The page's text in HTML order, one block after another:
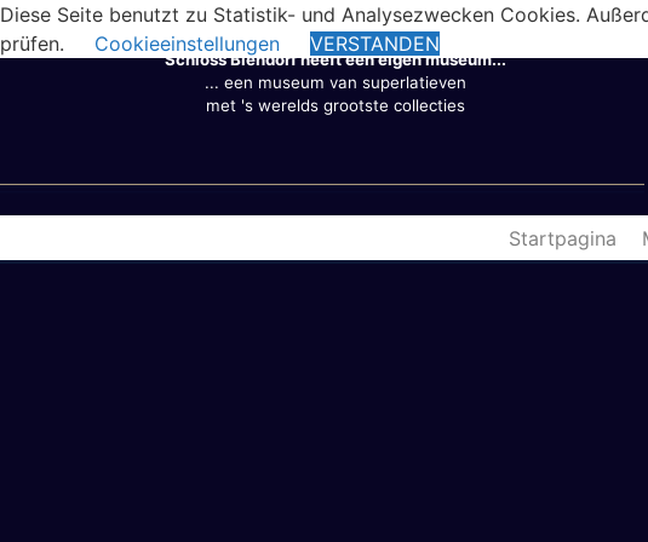
Schloss Biendorf heeft een eigen museum...
... een museum van superlatieven
met 's werelds grootste collecties
Startpagina
Diese Seite benutzt zu Statistik- und Analysezwecken Cookies.
prüfen.
Cookieeinstellungen VERSTANDEN